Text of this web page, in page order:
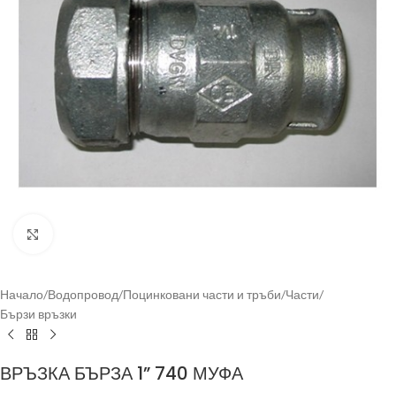
Начало/Водопровод/Поцинковани части и тръби/Части/
Бързи връзки
ВРЪЗКА БЪРЗА 1” 740 МУФА